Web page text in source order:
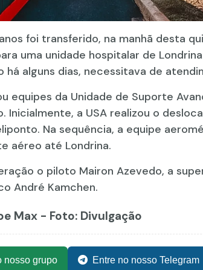
foi transferido, na manhã desta
uma unidade hospitalar de
alguns dias, necessitava de
equipes da Unidade de Suporte
Inicialmente, a USA realizou o
Na sequência, a equipe
aéreo até Londrina.
o piloto Mairon Azevedo, a
André Kamchen.
Max - Foto: Divulgação
nosso grupo Entre no nosso Telegram